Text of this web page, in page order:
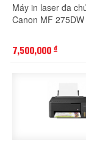
Máy in laser đa
Canon MF 275DW
7,500,000 đ